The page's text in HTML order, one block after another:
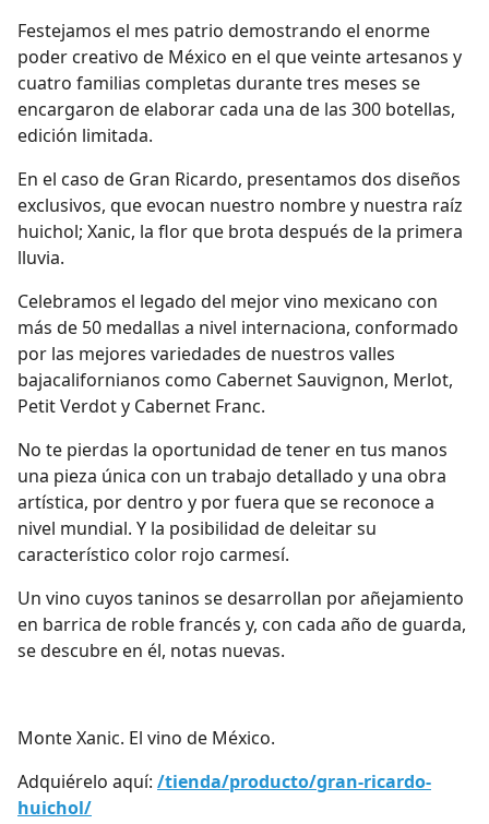
Festejamos el mes patrio demostrando el enorme
poder creativo de México en el que veinte artesanos y
cuatro familias completas durante tres meses se
encargaron de elaborar cada una de las 300 botellas,
edición limitada.
En el caso de Gran Ricardo, presentamos dos diseños
exclusivos, que evocan nuestro nombre y nuestra raíz
huichol; Xanic, la flor que brota después de la primera
lluvia.
Celebramos el legado del mejor vino mexicano con
más de 50 medallas a nivel internaciona, conformado
por las mejores variedades de nuestros valles
bajacalifornianos como Cabernet Sauvignon, Merlot,
Petit Verdot y Cabernet Franc.
No te pierdas la oportunidad de tener en tus manos
una pieza única con un trabajo detallado y una obra
artística, por dentro y por fuera que se reconoce a
nivel mundial. Y la posibilidad de deleitar su
característico color rojo carmesí.
Un vino cuyos taninos se desarrollan por añejamiento
en barrica de roble francés y, con cada año de guarda,
se descubre en él, notas nuevas.
Monte Xanic. El vino de México.
Adquiérelo aquí: /tienda/producto/gran-ricardo-
huichol/